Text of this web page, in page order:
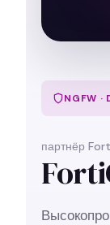
NGFW ·
партнёр